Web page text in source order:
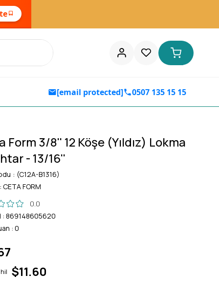
[email protected] 0507 135 15 15
Form 3/8'' 12 Köşe (Yıldız) Lokma
- 13/16''
(C12A-B1316)
: CETA FORM
0.0
: 869148605620
: 0
$11.60